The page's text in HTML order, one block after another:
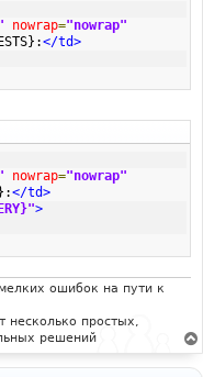
nowrap="nowrap"
</td>
nowrap="nowrap"
</td>
>
ошибок на пути к
несколько простых,
решений